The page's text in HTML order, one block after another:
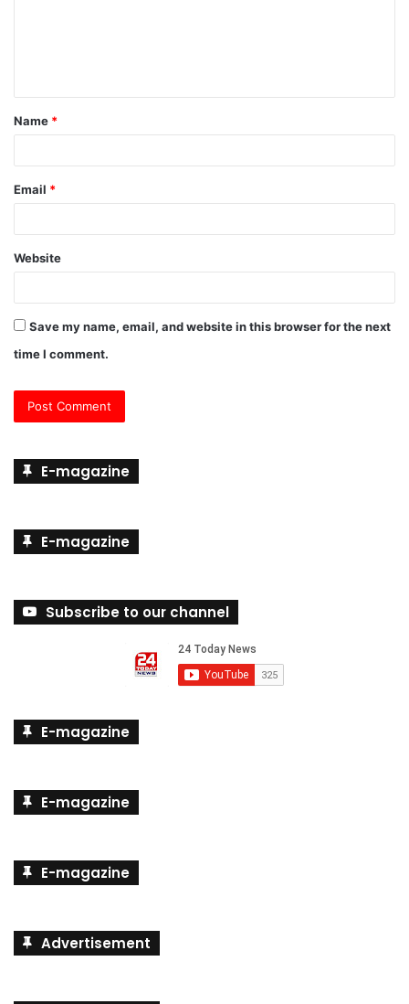
t
*
Name *
Email *
Website
Save my name, email, and website in this browser for the next
time I comment.
E-magazine
E-magazine
Subscribe to our channel
E-magazine
E-magazine
E-magazine
Advertisement